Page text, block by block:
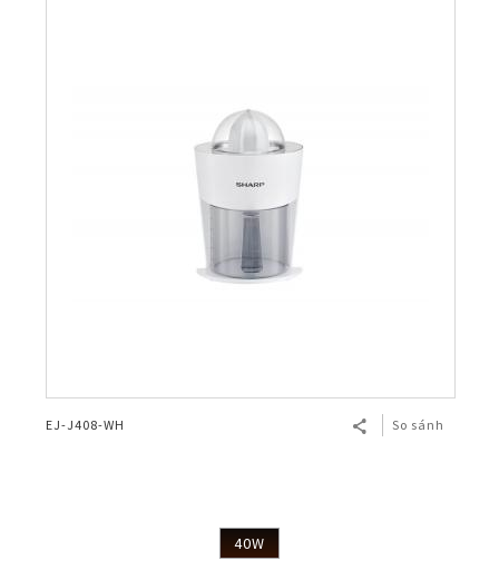
EJ-J408-WH So sánh
40W